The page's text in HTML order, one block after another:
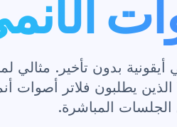
بدون تأخير. مثالي
الجلسات المباشرة.